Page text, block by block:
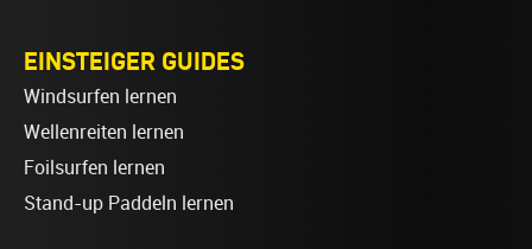
EINSTEIGER GUIDES
Windsurfen lernen
Wellenreiten lernen
Foilsurfen lernen
Stand-up Paddeln lernen